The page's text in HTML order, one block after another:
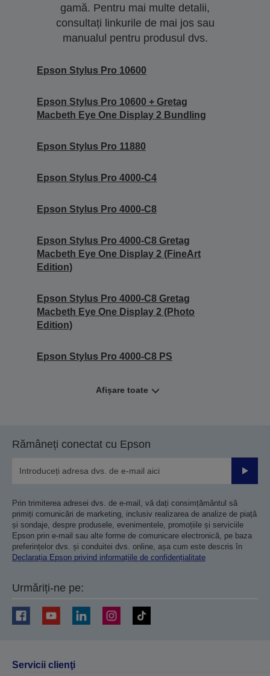
gamă. Pentru mai multe detalii,
consultați linkurile de mai jos sau
manualul pentru produsul dvs.
Epson Stylus Pro 10600
Epson Stylus Pro 10600 + Gretag
Macbeth Eye One Display 2 Bundling
Epson Stylus Pro 11880
Epson Stylus Pro 4000-C4
Epson Stylus Pro 4000-C8
Epson Stylus Pro 4000-C8 Gretag
Macbeth Eye One Display 2 (FineArt
Edition)
Epson Stylus Pro 4000-C8 Gretag
Macbeth Eye One Display 2 (Photo
Edition)
Epson Stylus Pro 4000-C8 PS
Afișare toate
Rămâneți conectat cu Epson
Prin trimiterea adresei dvs. de e-mail, vă dați consimțământul să
primiți comunicări de marketing, inclusiv realizarea de analize de piață
și sondaje, despre produsele, evenimentele, promoțiile și serviciile
Epson prin e-mail sau alte forme de comunicare electronică, pe baza
preferințelor dvs. și conduitei dvs. online, așa cum este descris în
Declarația Epson privind informațiile de confidențialitate
Urmăriți-ne pe:
Servicii clienţi